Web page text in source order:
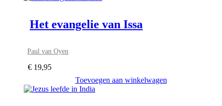
Het evangelie van Issa
Paul van Oyen
€ 19,95
Toevoegen aan winkelwagen